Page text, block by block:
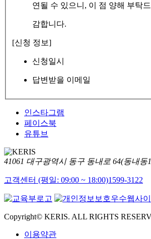
연될 수 있으니, 이 점 양해 부탁
감합니다.
[신청 정보]
신청일시
답변받을 이메일
인스타그램
페이스북
유튜브
41061 대구광역시 동구 동내로 64(동내동
고객센터 (평일: 09:00 ~ 18:00)1599-3122
Copyright© KERIS. ALL RIGHTS
이용약관